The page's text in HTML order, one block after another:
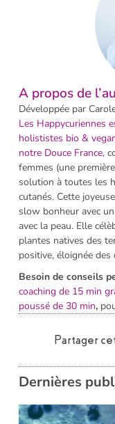
A propos de
Développée par
Les Happycuriennes
holististes bio &
notre Douce France,
femmes (une
solution à toutes les
cutanés. Cette
slow bonheur avec
avec la peau. Elle
plantes natives des
positive, éloignée
Besoin de conseils
coaching de 15 min
poussé de 30 min,
Partager
Dernières